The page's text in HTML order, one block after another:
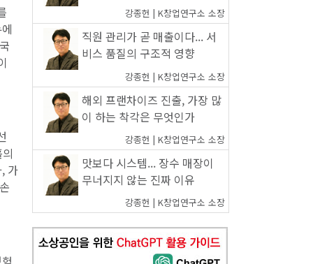
가
강종헌 | K창업연구소 소장
직원 관리가 곧 매출이다... 서
비스 품질의 구조적 영향
강종헌 | K창업연구소 소장
해외 프랜차이즈 진출, 가장 많
이 하는 착각은 무엇인가
강종헌 | K창업연구소 소장
맛보다 시스템... 장수 매장이
무너지지 않는 진짜 이유
강종헌 | K창업연구소 소장